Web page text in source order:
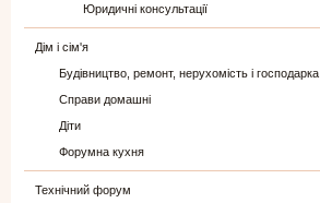
Юридичні консультації
Дім і сім'я
Будівництво, ремонт, нерухомість і господарка
Справи домашні
Діти
Форумна кухня
Технічний форум